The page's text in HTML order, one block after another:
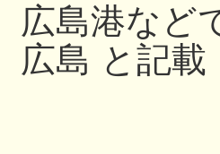
広島港など
広島 と記載